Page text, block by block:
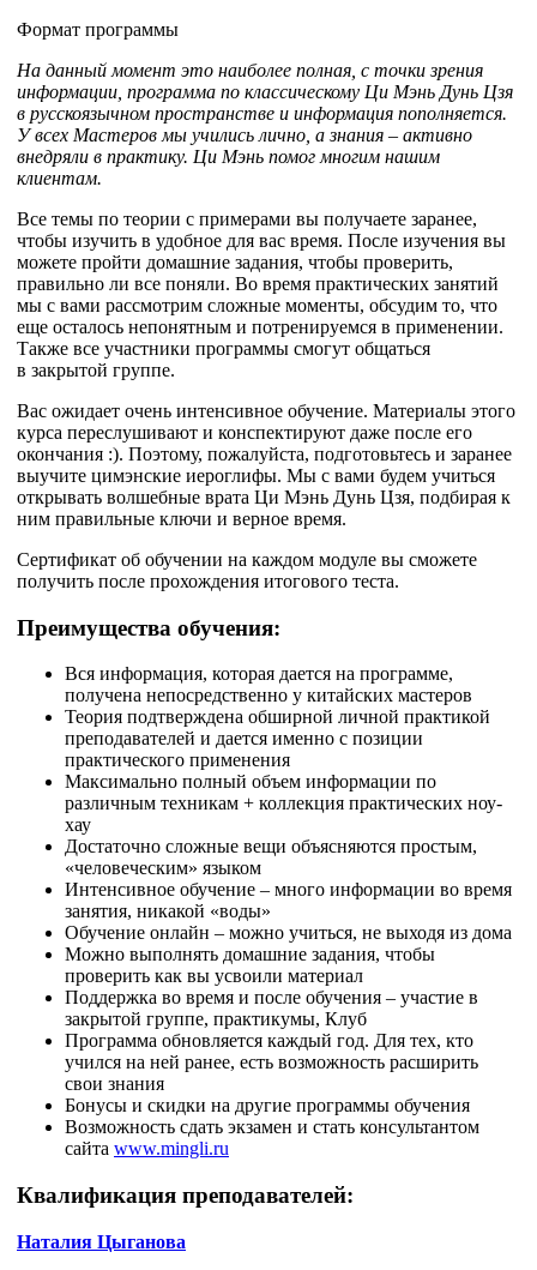
Формат программы
На данный момент это наиболее полная, с точки зрения
информации, программа по классическому Ци Мэнь Дунь Цзя
в русскоязычном пространстве и информация пополняется.
У всех Мастеров мы учились лично, а знания – активно
внедряли в практику. Ци Мэнь помог многим нашим
клиентам.
Все темы по теории с примерами вы получаете заранее,
чтобы изучить в удобное для вас время. После изучения вы
можете пройти домашние задания, чтобы проверить,
правильно ли все поняли. Во время практических занятий
мы с вами рассмотрим сложные моменты, обсудим то, что
еще осталось непонятным и потренируемся в применении.
Также все участники программы смогут общаться
в закрытой группе.
Вас ожидает очень интенсивное обучение. Материалы этого
курса переслушивают и конспектируют даже после его
окончания :). Поэтому, пожалуйста, подготовьтесь и заранее
выучите цимэнские иероглифы. Мы с вами будем учиться
открывать волшебные врата Ци Мэнь Дунь Цзя, подбирая к
ним правильные ключи и верное время.
Сертификат об обучении на каждом модуле вы сможете
получить после прохождения итогового теста.
Преимущества обучения:
Вся информация, которая дается на программе,
получена непосредственно у китайских мастеров
Теория подтверждена обширной личной практикой
преподавателей и дается именно с позиции
практического применения
Максимально полный объем информации по
различным техникам + коллекция практических ноу-
хау
Достаточно сложные вещи объясняются простым,
«человеческим» языком
Интенсивное обучение – много информации во время
занятия, никакой «воды»
Обучение онлайн – можно учиться, не выходя из дома
Можно выполнять домашние задания, чтобы
проверить как вы усвоили материал
Поддержка во время и после обучения – участие в
закрытой группе, практикумы, Клуб
Программа обновляется каждый год. Для тех, кто
учился на ней ранее, есть возможность расширить
свои знания
Бонусы и скидки на другие программы обучения
Возможность сдать экзамен и стать консультантом
сайта www.mingli.ru
Квалификация преподавателей:
Наталия Цыганова